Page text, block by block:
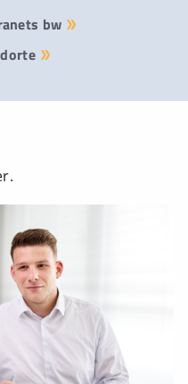
bw